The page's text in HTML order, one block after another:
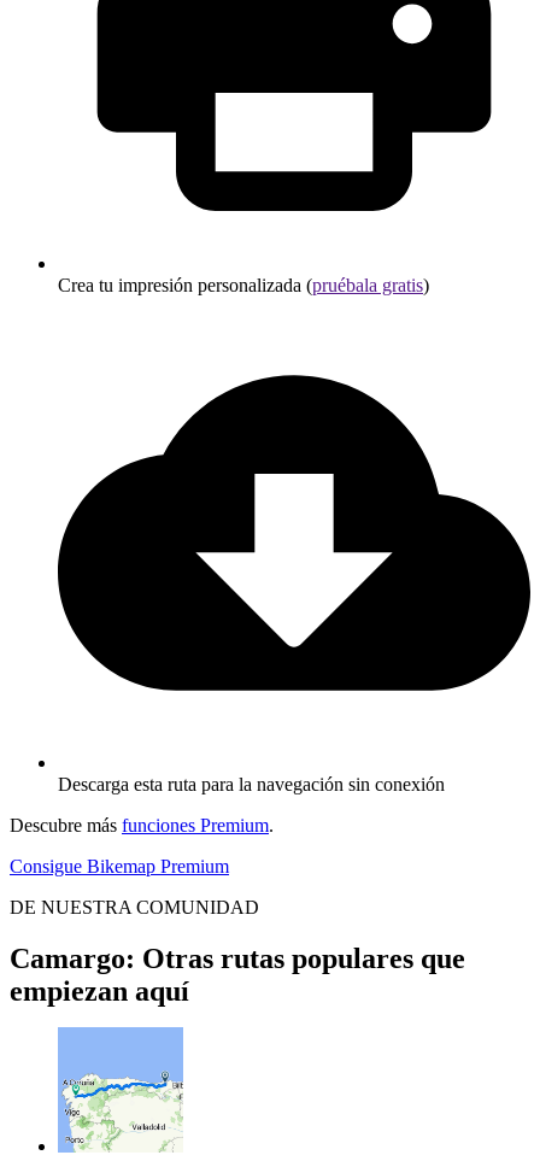
Crea tu impresión personalizada (pruébala gratis)
Descarga esta ruta para la navegación sin conexión
Descubre más funciones Premium.
Consigue Bikemap Premium
DE NUESTRA COMUNIDAD
Camargo: Otras rutas populares que
empiezan aquí